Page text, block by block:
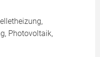
Photovoltaik,